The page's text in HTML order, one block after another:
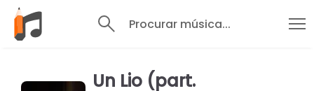
Procurar música...
Un Lio (part.